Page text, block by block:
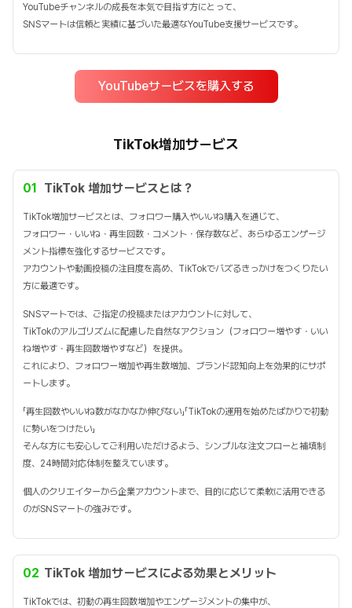
YouTubeチャンネルの成長を本気で目指す方にとって、
SNSマートは信頼と実績に基づいた最適なYouTube支援サービスです。
YouTubeサービスを購入する
TikTok増加サービス
01 TikTok 増加サービスとは？
TikTok増加サービスとは、フォロワー購入やいいね購入を通じて、
フォロワー・いいね・再生回数・コメント・保存数など、あらゆるエンゲージ
メント指標を強化するサービスです。
アカウントや動画投稿の注目度を高め、TikTokでバズるきっかけをつくりたい
方に最適です。
SNSマートでは、ご指定の投稿またはアカウントに対して、
TikTokのアルゴリズムに配慮した自然なアクション（フォロワー増やす・いい
ね増やす・再生回数増やすなど）を提供。
これにより、フォロワー増加や再生数増加、ブランド認知向上を効果的にサポ
ートします。
「再生回数やいいね数がなかなか伸びない」「TikTokの運用を始めたばかりで初動
に勢いをつけたい」
そんな方にも安心してご利用いただけるよう、シンプルな注文フローと補填制
度、24時間対応体制を整えています。
個人のクリエイターから企業アカウントまで、目的に応じて柔軟に活用できる
のがSNSマートの強みです。
02 TikTok 増加サービスによる効果とメリット
TikTokでは、初動の再生回数増加やエンゲージメントの集中が、